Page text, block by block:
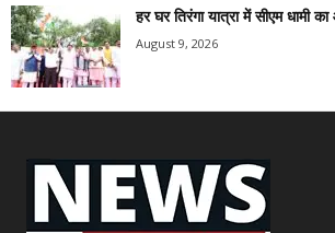
हर घर तिरंगा यात्रा में सीएम धामी
August 9, 2026